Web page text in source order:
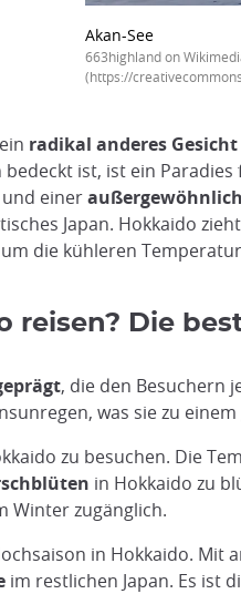
Akan-See
663highland on
(https://
radikal anderes Gesicht
ist, ist ein
einer
Japan. Hokkaido
die kühleren
Die
, die den Besuchern
was sie zu
zu besuchen. Die
in Hokkaido zu
Winter zugänglich.
in Hokkaido. Mit
im restlichen Japan. Es ist